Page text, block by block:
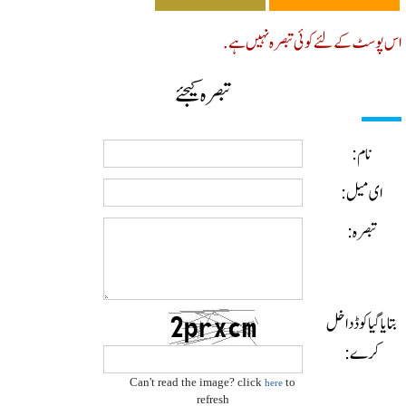
کے لئے کوئی تبصرہ نہیں ہے.
تبصرہ کیجئے
نام:
ای میل:
تبصرہ:
گیا کوڈ داخل
کرے:
Can't read the image? clickhere
refresh